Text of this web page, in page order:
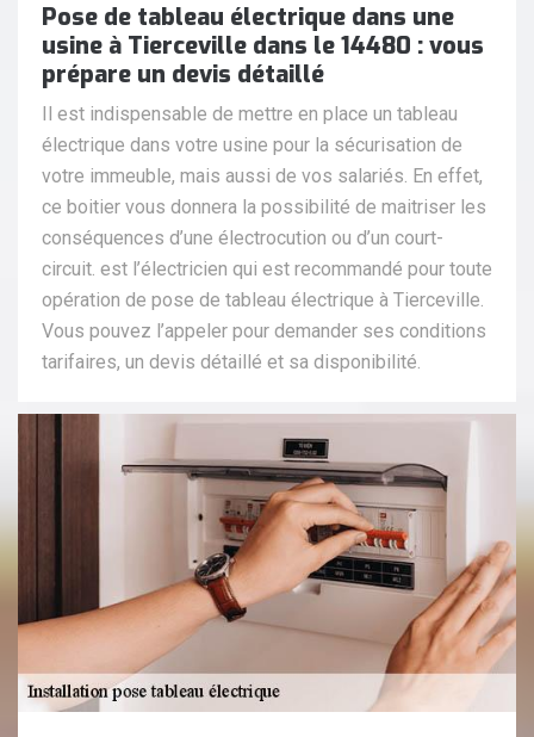
Pose de tableau électrique dans une
usine à Tierceville dans le 14480 : vous
prépare un devis détaillé
Il est indispensable de mettre en place un tableau
électrique dans votre usine pour la sécurisation de
votre immeuble, mais aussi de vos salariés. En effet,
ce boitier vous donnera la possibilité de maitriser les
conséquences d’une électrocution ou d’un court-
circuit. est l’électricien qui est recommandé pour toute
opération de pose de tableau électrique à Tierceville.
Vous pouvez l’appeler pour demander ses conditions
tarifaires, un devis détaillé et sa disponibilité.